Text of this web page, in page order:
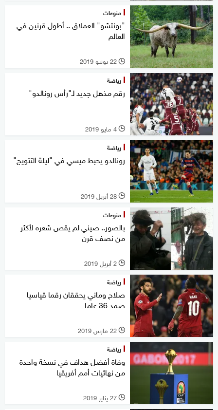
منوعات
"بونتشو" العملاق .. أطول قرنين في
العالم
l 22 يونيو 2019
رياضة
رقم مذهل جديد لـ"رأس رونالدو"
l 4 مايو 2019
رياضة
رونالدو يحبط ميسي في "ليلة التتويج"
l 28 أبريل 2019
منوعات
بالصور.. صيني لم يقص شعره لأكثر
من نصف قرن
l 2 أبريل 2019
رياضة
صلاح وماني يحققان رقما قياسيا
صمد 36 عاما
l 22 مارس 2019
رياضة
وفاة أفضل هداف في نسخة واحدة
من نهائيات أمم أفريقيا
l 27 يناير 2019